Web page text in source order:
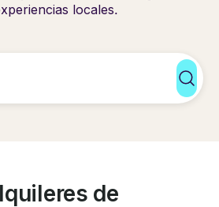
locales.
de